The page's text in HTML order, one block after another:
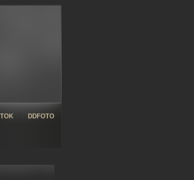
DDFOTO